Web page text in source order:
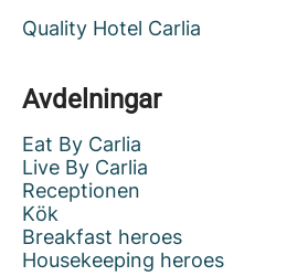
Quality Hotel Carlia
Avdelningar
Eat By Carlia
Live By Carlia
Receptionen
Kök
Breakfast heroes
Housekeeping heroes